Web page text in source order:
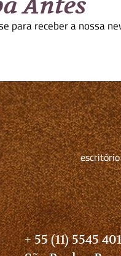
para receber a nossa
escritório
+ 55 (11) 5545